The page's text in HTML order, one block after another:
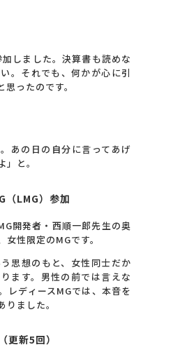
しました。決算書も読めな
。それでも、何かが心に引
ったのです。
あの日の自分に言ってあげ
と。
（LMG）参加
開発者・西順一郎先生の奥
女性限定のMGです。
う思想のもと、女性同士だか
ます。男性の前では言えな
レディースMGでは、本音を
ました。
新5回）